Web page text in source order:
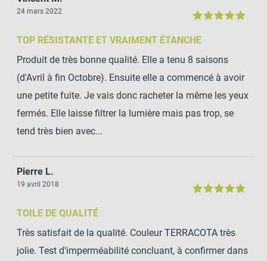
24 mars 2022
TOP RÉSISTANTE ET VRAIMENT ÉTANCHE
Produit de très bonne qualité. Elle a tenu 8 saisons
(d'Avril à fin Octobre). Ensuite elle a commencé à avoir
une petite fuite. Je vais donc racheter la même les yeux
fermés. Elle laisse filtrer la lumière mais pas trop, se
tend très bien avec...
Pierre L.
19 avril 2018
TOILE DE QUALITÉ
Très satisfait de la qualité. Couleur TERRACOTA très
jolie. Test d'imperméabilité concluant, à confirmer dans